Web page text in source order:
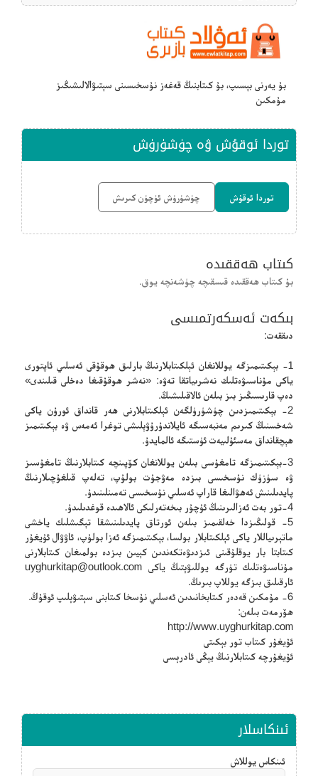
بۇ يەرنى بېسىپ، بۇ كىتابنىڭ قەغەز نۇسخىسىنى سېتىۋالالىشىڭىز
مۇمكىن
توردا ئوقۇش ۋە چۈشۈرۈش
توردا ئوقۇش چۈشۈرۈش ئۈچۈن كىرىش
كىتاب ھەققىدە
بۇ كىتاب ھەققىدە قىسقىچە چۈشەنچە يوق.
بىكەت ئەسكەرتمىسى
دىققەت:
1- بېكىتىمىزگە يوللانغان ئېلكىتابلارنىڭ بارلىق ھوقۇقى ئەسلىي ئاپتورى
ياكى مۇناسىۋەتلىك نەشرىياتقا تەۋە: «نەشر ھوقۇقىغا دەخلى قىلىندى»
دەپ قارىسىڭىز بىز بىلەن ئالاقىلىشىڭ.
2- بېكىتىمىزدىن چۈشۈرۈلگەن ئېلكىتابلارنى ھەر قانداق ئورۇن ياكى
شەخسنىڭ كىرىم مەنبەسىگە ئايلاندۇرۇۋېلىشى توغرا ئەمەس ۋە بېكىتىمىز
ھېچقانداق مەسئۇلىيەت ئۈستىگە ئالمايدۇ.
3-بېكىتىمىزگە تامغۇسى بىلەن يوللانغان كۆپىنچە كىتابلارنىڭ تامغۇسىز
ۋە سۈزۈك نۇسخىسى بىزدە مەۋجۇت بولۇپ، تەلەپ قىلغۇچىلارنىڭ
پايدىلىنىش ئەھۋالىغا قاراپ ئەسلىي نۇسخىسى تەمىنلىنىدۇ.
4-تور بەت ئەزالىرىنىڭ ئۇچۇر بىخەتەرلىكى ئالاھىدە قوغدىلىدۇ.
5- قولىڭىزدا خەلقىمىز بىلەن ئورتاق پايدىلىنىشقا تېگىشلىك ياخشى
ماتېرىياللار ياكى ئېلكىتابلار بولسا، بېكىتىمىزگە ئەزا بولۇپ، ئاۋۋال ئۇيغۇر
كىتابتا بار يوقلۇقىنى ئىزدىۋەتكەندىن كېيىن بىزدە بولمىغان كىتابلارنى
مۇناسىۋەتلىك تۈرگە يوللىۋېتىڭ ياكى uyghurkitap@outlook.com
ئارقىلىق بىزگە يوللاپ بىرىڭ.
6- مۇمكىن قەدەر كىتابخانىدىن ئەسلىي نۇسخا كىتابنى سېتىۋېلىپ ئوقۇڭ.
ھۆرمەت بىلەن:
http://www.uyghurkitap.com
ئۇيغۇر كىتاب تور بېكىتى
ئۇيغۇرچە كىتابلارنىڭ يېڭى ئادرېسى
ئىنكاسلار
ئىنكاس يوللاش